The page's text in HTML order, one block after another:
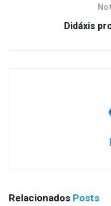
Didáxis
Relacionados Posts